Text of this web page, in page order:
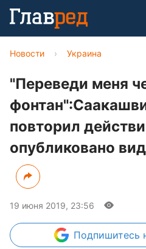
Новости › Украина
"Переведи меня
повторил
опубликовано
19 июня 2019, 23:56
Подпишитесь